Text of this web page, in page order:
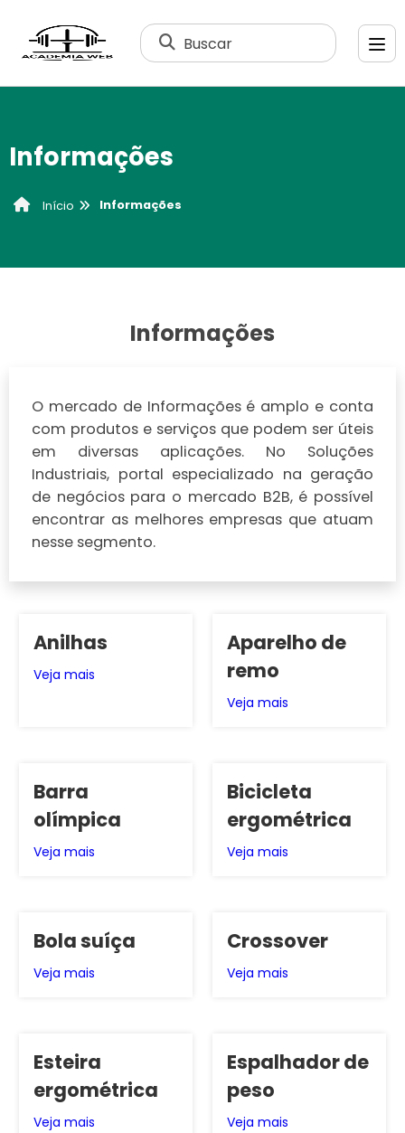
Buscar
Informações
Início Informações
Informações
O mercado de Informações é amplo e conta
com produtos e serviços que podem ser úteis
em diversas aplicações. No Soluções
Industriais, portal especializado na geração
de negócios para o mercado B2B, é possível
encontrar as melhores empresas que atuam
nesse segmento.
Anilhas
Veja mais
Aparelho de
remo
Veja mais
Barra
olímpica
Veja mais
Bicicleta
ergométrica
Veja mais
Bola suíça
Veja mais
Crossover
Veja mais
Esteira
ergométrica
Veja mais
Espalhador de
peso
Veja mais